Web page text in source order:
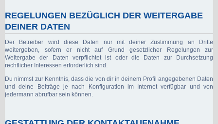
REGELUNGEN BEZÜGLICH DER WEITERGABE
DEINER DATEN
Der Betreiber wird diese Daten nur mit deiner Zustimmung an Dritte
weitergeben, sofern er nicht auf Grund gesetzlicher Regelungen zur
Weitergabe der Daten verpflichtet ist oder die Daten zur Durchsetzung
rechtlicher Interessen erforderlich sind.
Du nimmst zur Kenntnis, dass die von dir in deinem Profil angegebenen Daten
und deine Beiträge je nach Konfiguration im Internet verfügbar und von
jedermann abrufbar sein können.